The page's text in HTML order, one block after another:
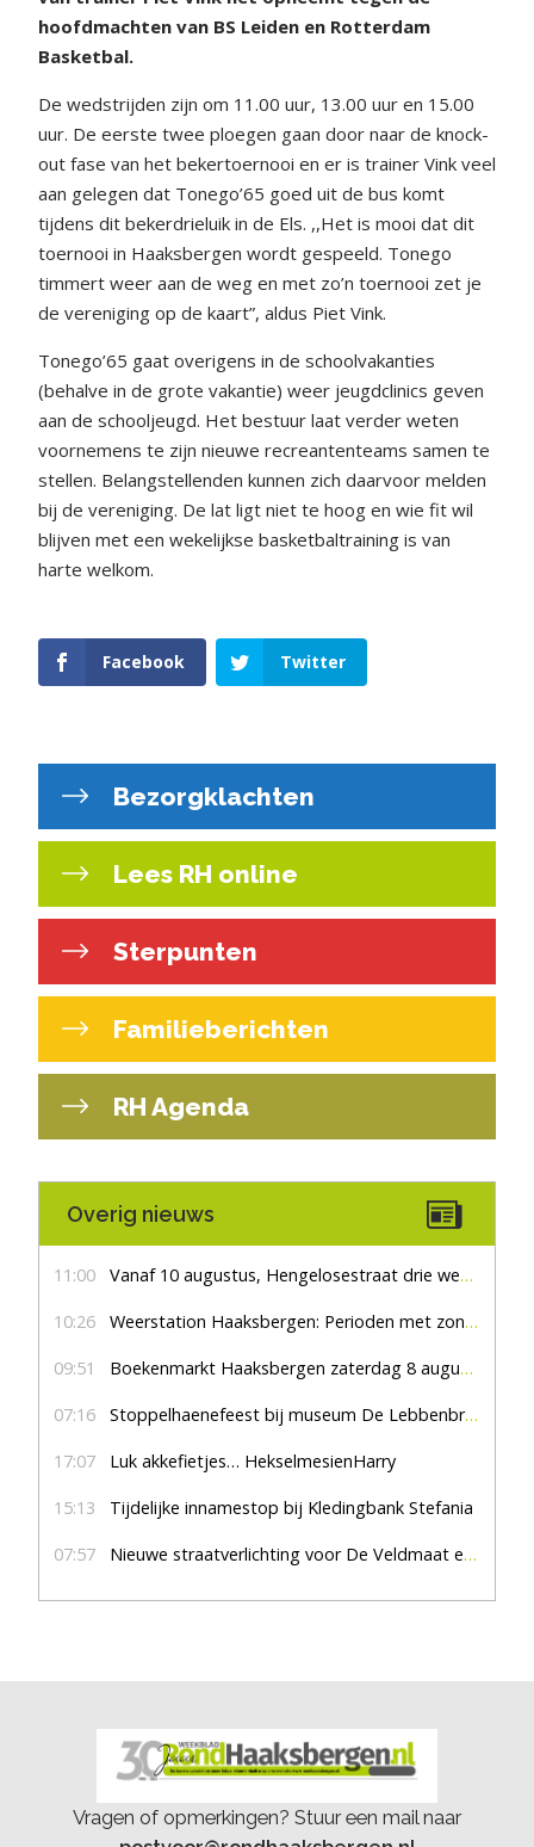
hoofdmachten van BS Leiden en Rotterdam
Basketbal.
De wedstrijden zijn om 11.00 uur, 13.00 uur en 15.00
uur. De eerste twee ploegen gaan door naar de knock-
out fase van het bekertoernooi en er is trainer Vink veel
aan gelegen dat Tonego’65 goed uit de bus komt
tijdens dit bekerdrieluik in de Els. ,,Het is mooi dat dit
toernooi in Haaksbergen wordt gespeeld. Tonego
timmert weer aan de weg en met zo’n toernooi zet je
de vereniging op de kaart”, aldus Piet Vink.
Tonego’65 gaat overigens in de schoolvakanties
(behalve in de grote vakantie) weer jeugdclinics geven
aan de schooljeugd. Het bestuur laat verder weten
voornemens te zijn nieuwe recreantenteams samen te
stellen. Belangstellenden kunnen zich daarvoor melden
bij de vereniging. De lat ligt niet te hoog en wie fit wil
blijven met een wekelijkse basketbaltraining is van
harte welkom.
Facebook Twitter
Bezorgklachten
Lees RH online
Sterpunten
Familieberichten
RH Agenda
Overig nieuws
11:00 Vanaf 10 augustus, Hengelosestraat drie weken dicht voor doorgaand verkeer
10:26 Weerstation Haaksbergen: Perioden met zon en droog
09:51 Boekenmarkt Haaksbergen zaterdag 8 augustus, marktplein Haaksbergen
07:16 Stoppelhaenefeest bij museum De Lebbenbrugge
17:07 Luk akkefietjes… HekselmesienHarry
15:13 Tijdelijke innamestop bij Kledingbank Stefania
07:57 Nieuwe straatverlichting voor De Veldmaat en De Pas
Vragen of opmerkingen? Stuur een mail naar